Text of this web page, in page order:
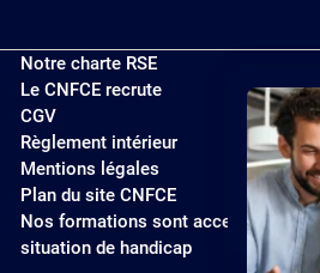
Notre charte RSE
Le CNFCE recrute
CGV
Règlement intérieur
Mentions légales
Plan du site CNFCE
Nos formations sont accessibles
situation de handicap